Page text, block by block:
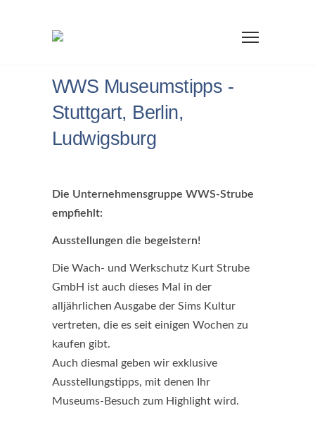
WWS Museumstipps -
Stuttgart, Berlin,
Ludwigsburg
Die Unternehmensgruppe WWS-Strube
empfiehlt:
Ausstellungen die begeistern!
Die Wach- und Werkschutz Kurt Strube
GmbH ist auch dieses Mal in der
alljährlichen Ausgabe der Sims Kultur
vertreten, die es seit einigen Wochen zu
kaufen gibt.
Auch diesmal geben wir exklusive
Ausstellungstipps, mit denen Ihr
Museums-Besuch zum Highlight wird.